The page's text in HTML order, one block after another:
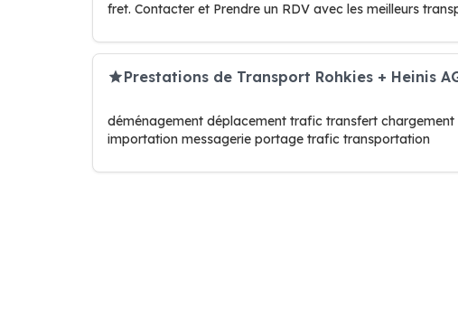
fret. Contacter et Prendre un RDV avec les meilleurs
Prestations de Transport Rohkies + Heinis
déménagement déplacement trafic transfert
importation messagerie portage trafic transportation